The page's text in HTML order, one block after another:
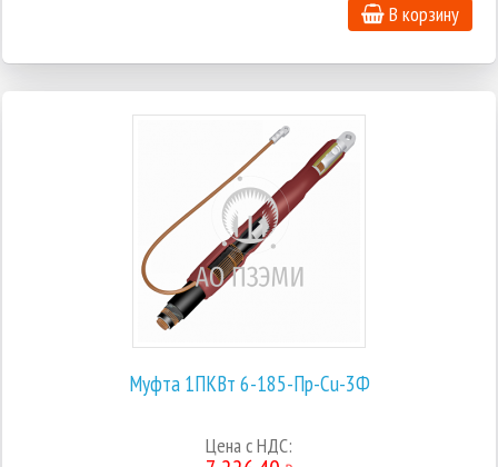
В корзину
Муфта 1ПКВт 6-185-Пр-Cu-3Ф
Цена с НДС: